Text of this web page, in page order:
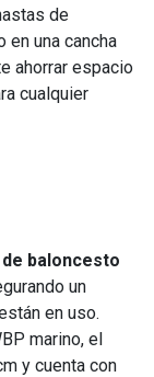
de
una cancha
ahorrar espacio
cualquier
baloncesto
un
en uso.
marino, el
y cuenta con